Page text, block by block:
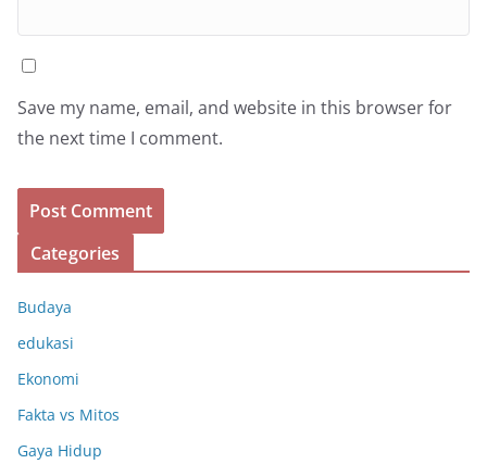
Save my name, email, and website in this browser for
the next time I comment.
Categories
Budaya
edukasi
Ekonomi
Fakta vs Mitos
Gaya Hidup